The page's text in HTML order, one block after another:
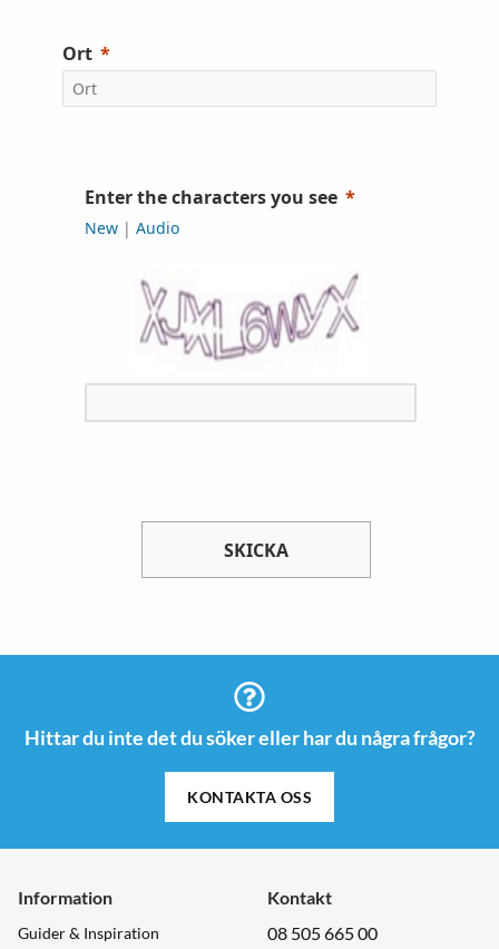
Ort
Enter the characters you see
New | Audio
SKICKA
Hittar du inte det du söker eller har du några frågor?
KONTAKTA OSS
Information
Guider & Inspiration
Kontakt
08 505 665 00